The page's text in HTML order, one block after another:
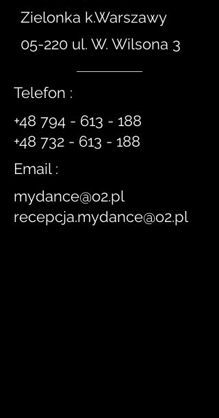
Zielonka k.Warszawy
05-220 ul. W. Wilsona 3
Telefon :
+48 794 - 613 - 188
+48 732 - 613 - 188
Email :
mydance@o2.pl
recepcja.mydance@o2.pl